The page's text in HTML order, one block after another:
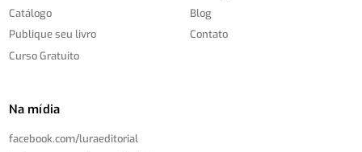
Catálogo
Publique seu livro
Curso Gratuito
Blog
Contato
Na mídia
facebook.com/luraeditorial